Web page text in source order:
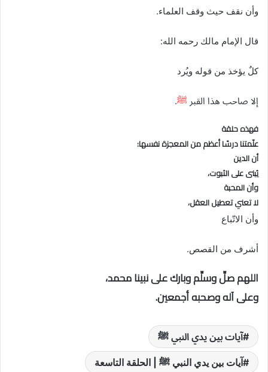
وأن نقف حيث وقف العلماء.
قال الإمام مالك رحمه الله:
كلٌ يؤخذ من قوله ويُرد
إلا صاحب هذا القبر ﷺ.
فهذه حلقة
علّمتنا درسًا أعظم من المعجزة نفسها:
أن الدين
يُبنى على الثبوت،
وأن المحبة
لا تعني تعطيل العقل،
وأن الاتّباع
أشرف من القصص.
اللهم صلِّ وسلِّم وبارك على نبينا محمد،
وعلى آله وصحبه أجمعين.
آيات بين يدي النبي ﷺ
آيات بين يدي النبي ﷺ | الحلقة التاسعة